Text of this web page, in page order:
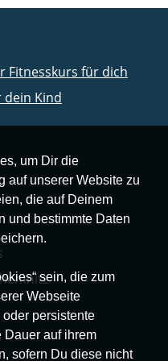
um Dir die
auf unserer Website zu
die auf Deinem
und bestimmte Daten
sein, die zum
Webseite
persistente
Dauer auf ihrem
sofern Du diese nicht
Fitnesskurs für dich
dein Kind